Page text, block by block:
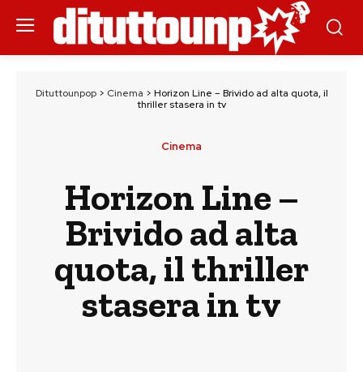
Dituttounpop> Cinema > Horizon Line – Brivido ad alta quota, il
thriller stasera in tv
Cinema
Horizon Line –
Brivido ad alta
quota, il thriller
stasera in tv